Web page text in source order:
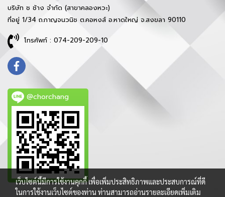
บริษัท ช ช้าง จำกัด (สาขาคลองหวะ)
ที่อยู่ 1/34 ถ.กาญจนวนิช ต.คอหงส์ อ.หาดใหญ่ จ.สงขลา 90110
โทรศัพท์ : 074-209-209-10
@chorchang
เว็บไซต์นี้มีการใช้งานคุกกี้ เพื่อเพิ่มประสิทธิภาพและประสบการณ์ที่ดี
ในการใช้งานเว็บไซต์ของท่าน ท่านสามารถอ่านรายละเอียดเพิ่มเติม